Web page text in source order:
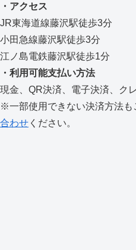
・アクセス
JR東海道線藤沢駅徒歩3分
小田急線藤沢駅徒歩3分
江ノ島電鉄藤沢駅徒歩1分
・利用可能支払い方法
現金、QR決済、電子決済、ク
※一部使用できない決済方法も
合わせ ください。